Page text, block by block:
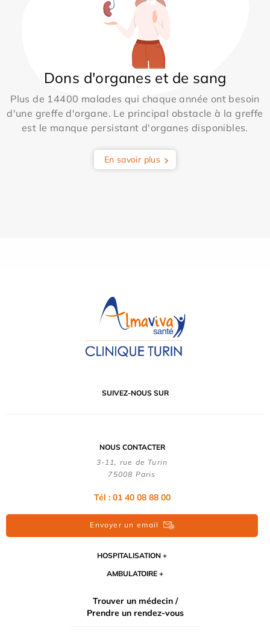
Dons d'organes et de sang
Plus de 14400 malades qui chaque année ont besoin
d'une greffe d'organe. Le principal obstacle à la greffe
est le manque persistant d'organes disponibles.
En savoir plus
SUIVEZ-NOUS SUR
NOUS CONTACTER
3-11, rue de Turin
75008 Paris
Tél : 01 40 08 88 00
Envoyer un email
HOSPITALISATION
AMBULATOIRE
Trouver un médecin /
Prendre un rendez-vous